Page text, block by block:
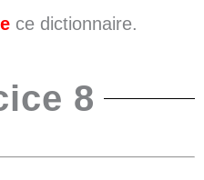
ce dictionnaire.
8